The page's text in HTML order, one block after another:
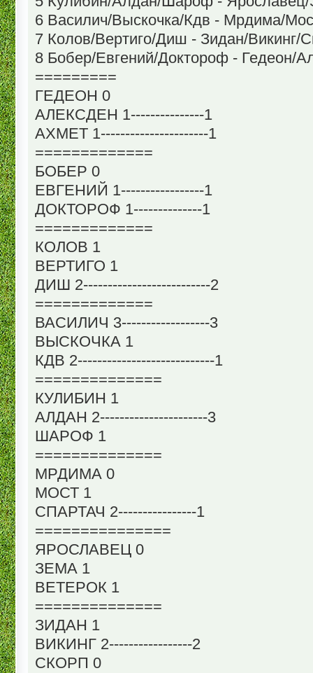
6 Василич/Выскочка/Кдв - Мрдима/
7 Колов/Вертиго/Диш - Зидан/Викинг/
8 Бобер/Евгений/Доктороф - Гедеон/
=========
ГЕДЕОН 0
АЛЕКСДЕН 1---------------1
АХМЕТ 1----------------------1
=============
БОБЕР 0
ЕВГЕНИЙ 1-----------------1
ДОКТОРОФ 1--------------1
=============
КОЛОВ 1
ВЕРТИГО 1
ДИШ 2--------------------------2
=============
ВАСИЛИЧ 3------------------3
ВЫСКОЧКА 1
КДВ 2----------------------------1
==============
КУЛИБИН 1
АЛДАН 2----------------------3
ШАРОФ 1
==============
МРДИМА 0
МОСТ 1
СПАРТАЧ 2----------------1
===============
ЯРОСЛАВЕЦ 0
ЗЕМА 1
ВЕТЕРОК 1
==============
ЗИДАН 1
ВИКИНГ 2-----------------2
СКОРП 0